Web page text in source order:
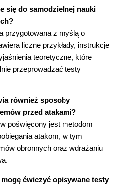
sieci komputerowych (65)
z wykorzystaniem protokołu
z wykorzystaniem serwerów
i analiza metadanych
serwery aplikacji
i luk w
(92)
się do samodzielnej nauki
przygotowana z myślą o
liczne przykłady, instrukcje
teoretyczne, które
przeprowadzać testy
również sposoby
przed atakami?
poświęcony jest metodom
atakom, w tym
obronnych oraz wdrażaniu
ćwiczyć opisywane testy